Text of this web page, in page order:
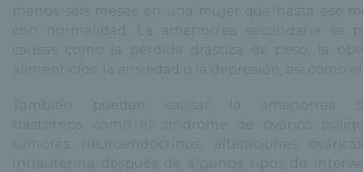
menos seis meses en una mujer que hasta ese
con normalidad. La amenorrea secundaria se
causas como la pérdida drástica de peso, la
alimenticios, la ansiedad o la depresión, así como
También pueden causar la amenorrea
trastornos como el síndrome de ovarios
tumores neuroendocrinos, alteraciones
intrauterina después de algunos tipos de